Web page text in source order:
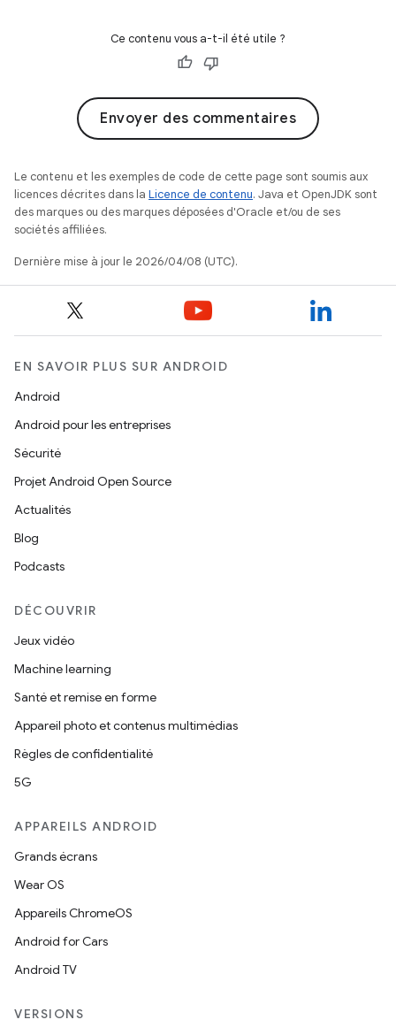
Ce contenu vous a-t-il été utile ?
Envoyer des commentaires
Le contenu et les exemples de code de cette page sont soumis aux
licences décrites dans la Licence de contenu. Java et OpenJDK sont
des marques ou des marques déposées d'Oracle et/ou de ses
sociétés affiliées.
Dernière mise à jour le 2026/04/08 (UTC).
EN SAVOIR PLUS SUR ANDROID
Android
Android pour les entreprises
Sécurité
Projet Android Open Source
Actualités
Blog
Podcasts
DÉCOUVRIR
Jeux vidéo
Machine learning
Santé et remise en forme
Appareil photo et contenus multimédias
Règles de confidentialité
5G
APPAREILS ANDROID
Grands écrans
Wear OS
Appareils ChromeOS
Android for Cars
Android TV
VERSIONS